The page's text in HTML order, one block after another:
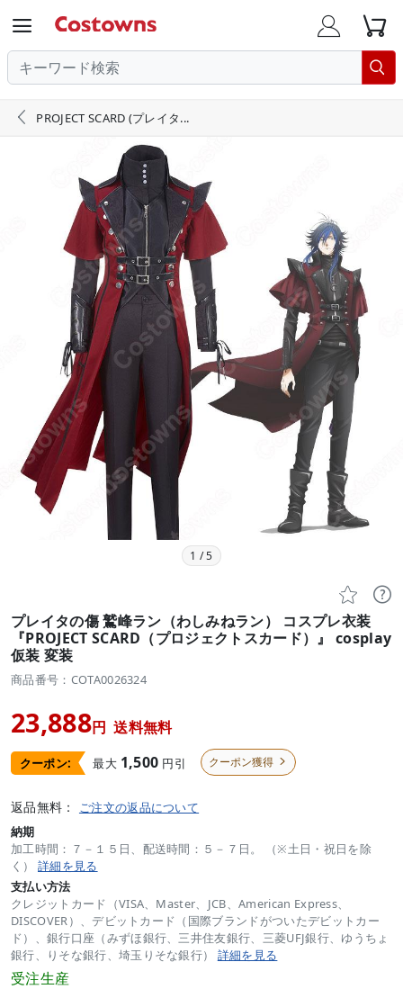
  

 PROJECT SCARD (プレイタ...
1 /5
 
プレイタの傷 鷲峰ラン（わしみねラン） コスプレ衣装
『PROJECT SCARD（プロジェクトスカード）』 cosplay
仮装 変装
商品番号：COTA0026324
23,888円 送料無料
クーポン: 最大 1,500 円引 クーポン獲得 
返品無料： ご注文の返品について
納期
加工時間：７－１５日、配送時間：５－７日。 （※土日・祝日を除
く） 詳細を見る
支払い方法
クレジットカード（VISA、Master、JCB、American Express、
DISCOVER）、デビットカード（国際ブランドがついたデビットカー
ド）、銀行口座（みずほ銀行、三井住友銀行、三菱UFJ銀行、ゆうちょ
銀行、りそな銀行、埼玉りそな銀行） 詳細を見る
受注生産